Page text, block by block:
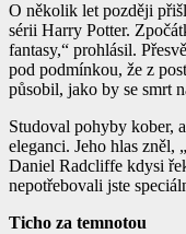
O několik let později
sérii Harry Potter.
fantasy,“ prohlásil.
pod podmínkou, že z
působil, jako by se smrt
Studoval pohyby kober,
eleganci. Jeho hlas
Daniel Radcliffe kdysi
nepotřebovali jste
Ticho za temnotou